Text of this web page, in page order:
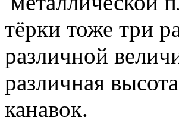
тёрки тоже три
различной
различная
канавок.